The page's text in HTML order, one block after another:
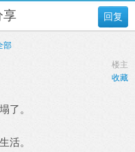
回复
享
部
楼主
收藏
了。
活。